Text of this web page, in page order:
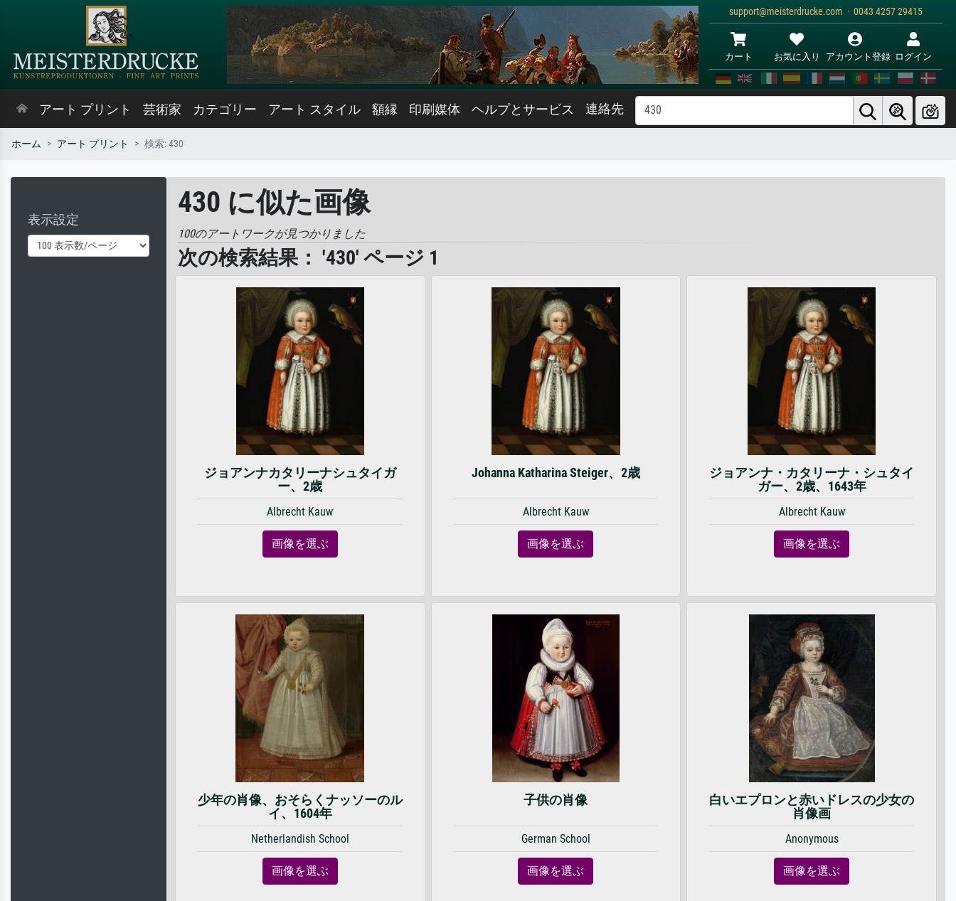
support@meisterdrucke.com · 0043 4257 29415
カート お気に入り アカウント登録 ログイン
アート プリント 芸術家 カテゴリー アート スタイル 額縁 印刷媒体 ヘルプとサービス 連絡先
ホーム アート プリント 検索: 430
表示設定
430 に似た画像
100のアートワークが見つかりました
次の検索結果： '430' ページ 1
ジョアンナカタリーナシュタイガ
ー、2歳
Albrecht Kauw
画像を選ぶ
Johanna Katharina Steiger、2歳
Albrecht Kauw
画像を選ぶ
ジョアンナ・カタリーナ・シュタイ
ガー、2歳、1643年
Albrecht Kauw
画像を選ぶ
少年の肖像、おそらくナッソーのル
イ、1604年
Netherlandish School
画像を選ぶ
子供の肖像
German School
画像を選ぶ
白いエプロンと赤いドレスの少女の
肖像画
Anonymous
画像を選ぶ